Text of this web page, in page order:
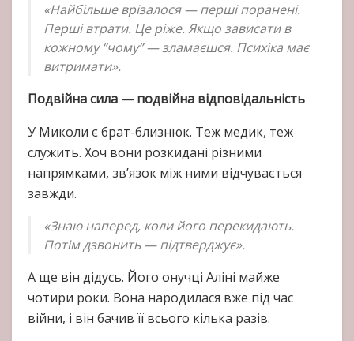
«Найбільше врізалося — перші поранені.
Перші втрати. Це ріже. Якщо зависати в
кожному “чому” — зламаєшся. Психіка має
витримати».
Подвійна сила — подвійна відповідальність
У Миколи є брат-близнюк. Теж медик, теж
служить. Хоч вони розкидані різними
напрямками, зв’язок між ними відчувається
завжди.
«Знаю наперед, коли його перекидають.
Потім дзвонить — підтверджує».
А ще він дідусь. Його онучці Аліні майже
чотири роки. Вона народилася вже під час
війни, і він бачив її всього кілька разів.